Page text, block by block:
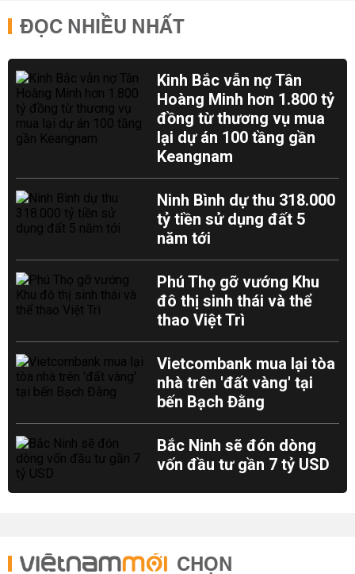
ĐỌC NHIỀU NHẤT
Kinh Bắc vẫn nợ Tân
Hoàng Minh hơn 1.800 tỷ
đồng từ thương vụ mua
lại dự án 100 tầng gần
Keangnam
Ninh Bình dự thu 318.000
tỷ tiền sử dụng đất 5
năm tới
Phú Thọ gỡ vướng Khu
đô thị sinh thái và thể
thao Việt Trì
Vietcombank mua lại tòa
nhà trên 'đất vàng' tại
bến Bạch Đằng
Bắc Ninh sẽ đón dòng
vốn đầu tư gần 7 tỷ USD
CHỌN